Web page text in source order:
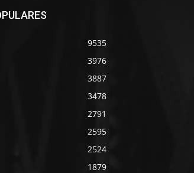
9535
3976
3887
3478
2791
2595
2524
1879